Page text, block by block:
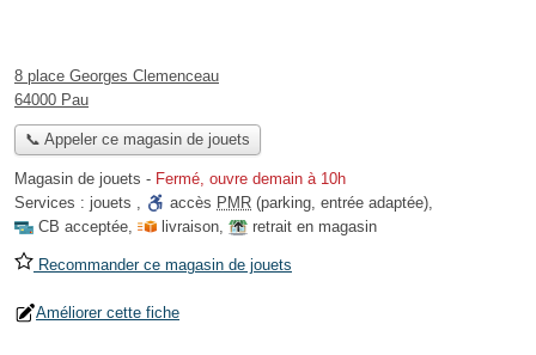
8 place Georges Clemenceau
64000 Pau
📞 Appeler ce magasin de jouets
Magasin de jouets - Fermé, ouvre demain à 10h
Services : jouets , accès PMR (parking, entrée adaptée),
CB acceptée, livraison, retrait en magasin
Recommander ce magasin de jouets
Améliorer cette fiche